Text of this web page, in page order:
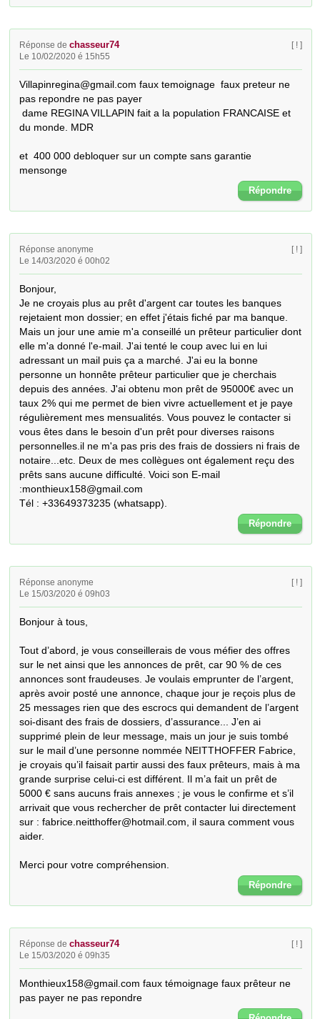
Réponse dechasseur74
Le 10/02/2020 é 15h55
[ ! ]
Villapinregina@gmail.com faux temoignage  faux preteur ne
pas repondre ne pas payer
dame REGINA VILLAPIN fait a la population FRANCAISE et
du monde. MDR
et  400 000 debloquer sur un compte sans garantie
mensonge
Répondre
Réponse anonyme
Le 14/03/2020 é 00h02
[ ! ]
Bonjour,
Je ne croyais plus au prêt d'argent car toutes les banques
rejetaient mon dossier; en effet j'étais fiché par ma banque.
Mais un jour une amie m'a conseillé un prêteur particulier dont
elle m'a donné l'e-mail. J'ai tenté le coup avec lui en lui
adressant un mail puis ça a marché. J'ai eu la bonne
personne un honnête prêteur particulier que je cherchais
depuis des années. J'ai obtenu mon prêt de 95000€ avec un
taux 2% qui me permet de bien vivre actuellement et je paye
régulièrement mes mensualités. Vous pouvez le contacter si
vous êtes dans le besoin d'un prêt pour diverses raisons
personnelles.il ne m'a pas pris des frais de dossiers ni frais de
notaire...etc. Deux de mes collègues ont également reçu des
prêts sans aucune difficulté. Voici son E-mail
:monthieux158@gmail.com
Tél : +33649373235 (whatsapp).
Répondre
Réponse anonyme
Le 15/03/2020 é 09h03
[ ! ]
Bonjour à tous,
Tout d’abord, je vous conseillerais de vous méfier des offres
sur le net ainsi que les annonces de prêt, car 90 % de ces
annonces sont fraudeuses. Je voulais emprunter de l’argent,
après avoir posté une annonce, chaque jour je reçois plus de
25 messages rien que des escrocs qui demandent de l’argent
soi-disant des frais de dossiers, d’assurance... J’en ai
supprimé plein de leur message, mais un jour je suis tombé
sur le mail d’une personne nommée NEITTHOFFER Fabrice,
je croyais qu’il faisait partir aussi des faux prêteurs, mais à ma
grande surprise celui-ci est différent. Il m’a fait un prêt de
5000 € sans aucuns frais annexes ; je vous le confirme et s’il
arrivait que vous rechercher de prêt contacter lui directement
sur : fabrice.neitthoffer@hotmail.com, il saura comment vous
aider.
Merci pour votre compréhension.
Répondre
Réponse dechasseur74
Le 15/03/2020 é 09h35
[ ! ]
Monthieux158@gmail.com faux témoignage faux prêteur ne
pas payer ne pas repondre